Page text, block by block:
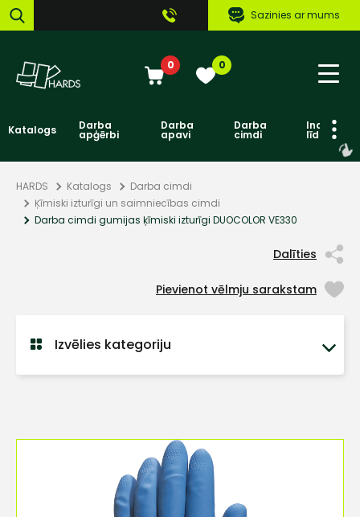
Sazinies ar mums
0 0
Katalogs Darba
apģērbi
Darba
apavi
Darba
cimdi līdzekļi
HARDS Katalogs
Darba cimdi
Ķīmiski izturīgi un saimniecības cimdi
Darba cimdi gumijas ķīmiski izturīgi DUOCOLOR VE330
Dalīties
Pievienot vēlmju sarakstam
Izvēlies kategoriju